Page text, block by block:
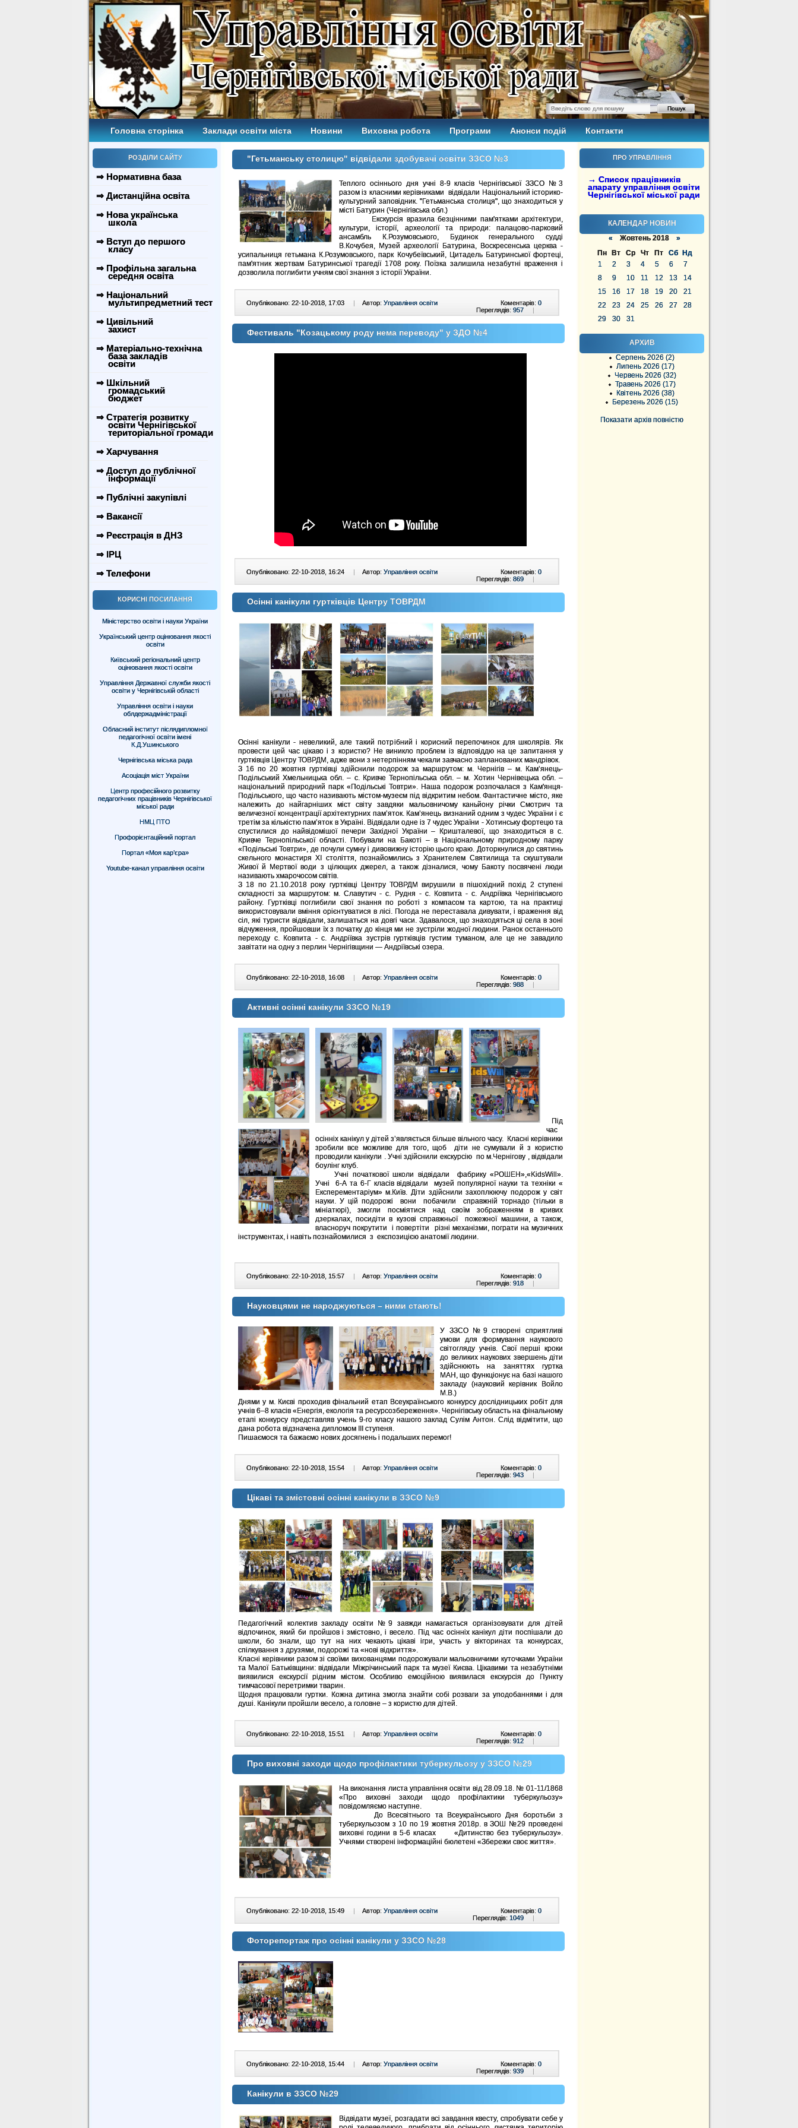
Головна сторінка Заклади освіти міста Новини Виховна робота Програми Анонси подій Контакти
РОЗДІЛИ САЙТУ
⇒ Нормативна база
⇒ Дистанційна освіта
⇒ Нова українська
школа
⇒ Вступ до першого
класу
⇒ Профільна загальна
середня освіта
⇒ Національний
мультипредметний тест
⇒ Цивільний
захист
⇒ Матеріально-технічна
база закладів
освіти
⇒ Шкільний
громадський
бюджет
⇒ Стратегія розвитку
освіти Чернігівської
територіальної громади
⇒ Харчування
⇒ Доступ до публічної
інформації
⇒ Публічні закупівлі
⇒ Вакансії
⇒ Реєстрація в ДНЗ
⇒ ІРЦ
⇒ Телефони
КОРИСНІ ПОСИЛАННЯ
Міністерство освіти і науки України
Український центр оцінювання якості
освіти
Київський регіональний центр
оцінювання якості освіти
Управління Державної служби якості
освіти у Чернігівській області
Управління освіти і науки
облдержадміністрації
Обласний інститут післядипломної
педагогічної освіти імені
К.Д.Ушинського
Чернігівська міська рада
Асоціація міст України
Центр професійного розвитку
педагогічних працівників Чернігівської
міської ради
НМЦ ПТО
Профорієнтаційний портал
Портал «Моя кар’єра»
Youtube-канал управління освіти
ПРО УПРАВЛІННЯ
→ Список працівників
апарату управління освіти
Чернігівської міської ради
КАЛЕНДАР НОВИН
« Жовтень 2018 »
Пн
Вт Ср Чт Пт Сб
Нд
1
2 3 4 5 6
7
8
9 10 11 12 13
14
15
16 17 18 19 20
21
22
23 24 25 26 27
28
29
30 31
АРХИВ
Серпень 2026 (2)
Липень 2026 (17)
Червень 2026 (32)
Травень 2026 (17)
Квітень 2026 (38)
Березень 2026 (15)
Показати архів повністю
"Гетьманську столицю" відвідали здобувачі освіти ЗЗСО №3
Теплого осіннього дня учні 8-9 класів Чернігівської ЗЗСО №3
разом із класними керівниками відвідали Національний історико-
культурний заповідник. "Гетьманська столиця", що знаходиться у
місті Батурин (Чернігівська обл.)
Екскурсія вразила безцінними пам'ятками архітектури,
культури, історії, археології та природи: палацово-парковий
ансамбль К.Розумовського, Будинок генерального судді
В.Кочубея, Музей археології Батурина, Воскресенська церква -
усипальниця гетьмана К.Розумовського, парк Кочубеївський, Цитадель Батуринської фортеці,
пам'ятник жертвам Батуринської трагедії 1708 року. Поїзка залишила незабутні враження і
дозволила поглибити учням свої знання з історії України.
Опубліковано: 22-10-2018, 17:03 | Автор: Управління освіти Коментарів: 0
Переглядів: 957 |
Фестиваль "Козацькому роду нема переводу" у ЗДО №4
Опубліковано: 22-10-2018, 16:24 | Автор: Управління освіти Коментарів: 0
Переглядів: 869 |
Осінні канікули гуртківців Центру ТОВРДМ
Осінні канікули - невеликий, але такий потрібний і корисний перепочинок для школярів. Як
провести цей час цікаво і з користю? Не виникло проблем із відповіддю на це запитання у
гуртківців Центру ТОВРДМ, адже вони з нетерпінням чекали завчасно запланованих мандрівок.
З 16 по 20 жовтня гуртківці здійснили подорож за маршрутом: м. Чернігів – м. Кам’янець-
Подільський Хмельницька обл. – с. Кривче Тернопільська обл. – м. Хотин Чернівецька обл. –
національний природний парк «Подільські Товтри». Наша подорож розпочалася з Кам'янця-
Подільського, що часто називають містом-музеєм під відкритим небом. Фантастичне місто, яке
належить до найгарніших міст світу завдяки мальовничому каньйону річки Смотрич та
величезної концентрації архітектурних пам’яток. Кам’янець визнаний одним з чудес України і є
третім за кількістю пам’яток в Україні. Відвідали одне із 7 чудес України - Хотинську фортецю та
спустилися до найвідомішої печери Західної України – Кришталевої, що знаходиться в с.
Кривче Тернопільської області. Побували на Бакоті – в Національному природному парку
«Подільські Товтри», де почули сумну і дивовижну історію цього краю. Доторкнулися до святинь
скельного монастиря ХІ століття, познайомились з Хранителем Святилища та скуштували
Живої й Мертвої води з цілющих джерел, а також дізналися, чому Бакоту посвячені люди
називають хмарочосом світів.
З 18 по 21.10.2018 року гуртківці Центру ТОВРДМ вирушили в пішохідний похід 2 ступені
складності за маршрутом: м. Славутич - с. Рудня - с. Ковпита - с. Андріївка Чернігівського
району. Гуртківці поглибили свої знання по роботі з компасом та картою, та на практиці
використовували вміння орієнтуватися в лісі. Погода не переставала дивувати, і враження від
сіл, які туристи відвідали, залишаться на довгі часи. Здавалося, що знаходяться ці села в зоні
відчуження, пройшовши їх з початку до кінця ми не зустріли жодної людини. Ранок останнього
переходу с. Ковпита - с. Андріївка зустрів гуртківців густим туманом, але це не завадило
завітати на одну з перлин Чернігівщини — Андріївські озера.
Опубліковано: 22-10-2018, 16:08 | Автор: Управління освіти Коментарів: 0
Переглядів: 988 |
Активні осінні канікули ЗЗСО №19
Під
час
осінніх канікул у дітей з’являється більше вільного часу. Класні керівники
зробили все можливе для того, щоб діти не сумували й з користю
проводили канікули . Учні здійснили екскурсію по м.Чернігову , відвідали
боулінг клуб.
Учні початкової школи відвідали фабрику «РОШЕН»,«KidsWill».
Учні 6-А та 6-Г класів відвідали музей популярної науки та техніки «
Експерементаріум» м.Київ. Діти здійснили захоплюючу подорож у світ
науки. У цій подорожі вони побачили справжній торнадо (тільки в
мініатюрі), змогли посміятися над своїм зображенням в кривих
дзеркалах, посидіти в кузові справжньої пожежної машини, а також,
власноруч покрутити і повертіти різні механізми, пограти на музичних
інструментах, і навіть познайомилися з експозицією анатомії людини.
Опубліковано: 22-10-2018, 15:57 | Автор: Управління освіти Коментарів: 0
Переглядів: 918 |
Науковцями не народжуються – ними стають!
У ЗЗСО №9 створені сприятливі
умови для формування наукового
світогляду учнів. Свої перші кроки
до великих наукових звершень діти
здійснюють на заняттях гуртка
МАН, що функціонує на базі нашого
закладу (науковий керівник Войло
М.В.)
Днями у м. Києві проходив фінальний етап Всеукраїнського конкурсу дослідницьких робіт для
учнів 6–8 класів «Енергія, екологія та ресурсозбереження». Чернігівську область на фінальному
етапі конкурсу представляв учень 9-го класу нашого заклад Сулім Антон. Слід відмітити, що
дана робота відзначена дипломом ІІІ ступеня.
Пишаємося та бажаємо нових досягнень і подальших перемог!
Опубліковано: 22-10-2018, 15:54 | Автор: Управління освіти Коментарів: 0
Переглядів: 943 |
Цікаві та змістовні осінні канікули в ЗЗСО №9
Педагогічний колектив закладу освіти №9 завжди намагається організовувати для дітей
відпочинок, який би пройшов і змістовно, і весело. Під час осінніх канікул діти поспішали до
школи, бо знали, що тут на них чекають цікаві ігри, участь у вікторинах та конкурсах,
спілкування з друзями, подорожі та «нові відкриття».
Класні керівники разом зі своїми вихованцями подорожували мальовничими куточками України
та Малої Батьківщини: відвідали Міжрічинський парк та музеї Києва. Цікавими та незабутніми
виявилися екскурсії рідним містом. Особливо емоційною виявилася екскурсія до Пункту
тимчасової перетримки тварин.
Щодня працювали гуртки. Кожна дитина змогла знайти собі розваги за уподобаннями і для
душі. Канікули пройшли весело, а головне – з користю для дітей.
Опубліковано: 22-10-2018, 15:51 | Автор: Управління освіти Коментарів: 0
Переглядів: 912 |
Про виховні заходи щодо профілактики туберкульозу у ЗЗСО №29
На виконання листа управління освіти від 28.09.18. № 01-11/1868
«Про виховні заходи щодо профілактики туберкульозу»
повідомляємо наступне.
До Всесвітнього та Всеукраїнського Дня боротьби з
туберкульозом з 10 по 19 жовтня 2018р. в ЗОШ №29 проведені
виховні години в 5-6 класах «Дитинство без туберкульозу».
Учнями створені інформаційні бюлетені «Збережи своє життя».
Опубліковано: 22-10-2018, 15:49 | Автор: Управління освіти Коментарів: 0
Переглядів: 1049 |
Фоторепортаж про осінні канікули у ЗЗСО №28
Опубліковано: 22-10-2018, 15:44 | Автор: Управління освіти Коментарів: 0
Переглядів: 939 |
Канікули в ЗЗСО №29
Відвідати музеї, розгадати всі завдання квесту, спробувати себе у